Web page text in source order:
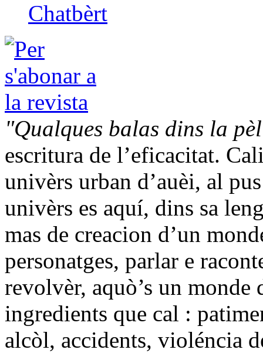
Chatbèrt
"Qualques balas dins la pèl
escritura de l’eficacitat.
univèrs urban d’auèi, al
univèrs es aquí, dins sa
mas de creacion d’un
personatges, parlar e
revolvèr, aquò’s un monde
ingredients que cal :
alcòl, accidents, violéncia